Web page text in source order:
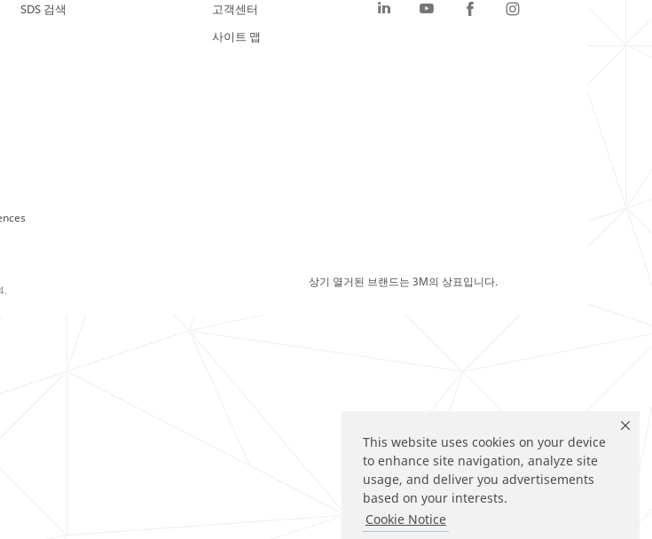
This website uses cookies on your device
to enhance site navigation, analyze site
usage, and deliver you advertisements
based on your interests.
Cookie Notice
SDS 검색
고객센터
사이트 맵
상기 열거된 브랜드는 3M의 상표입니다.